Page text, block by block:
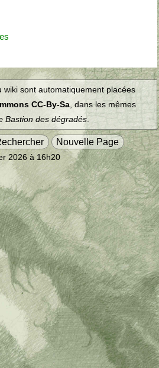
wiki sont automatiquement placées
CC-By-Sa , dans les mêmes
Bastion des dégradés.
Nouvelle Page
2026 à 16h20